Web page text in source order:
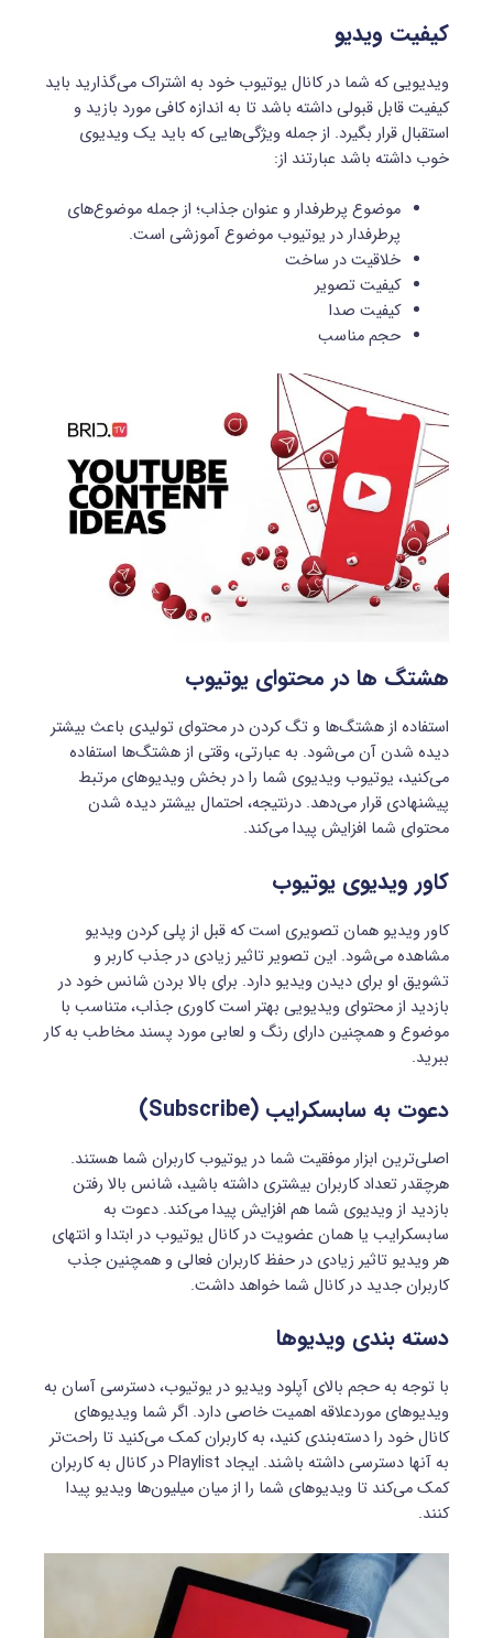
کیفیت ویدیو
ویدیویی که شما در کانال یوتیوب خود به اشتراک می‌گذارید باید
کیفیت قابل قبولی داشته باشد تا به اندازه کافی مورد بازید و
استقبال قرار بگیرد. از جمله ویژگی‌هایی که باید یک ویدیوی
خوب داشته باشد عبارتند از:
موضوع پرطرفدار و عنوان جذاب؛ از جمله موضوع‌های
پرطرفدار در یوتیوب موضوع آموزشی است.
خلاقیت در ساخت
کیفیت تصویر
کیفیت صدا
حجم مناسب
هشتگ ها در محتوای یوتیوب
استفاده از هشتگ‌ها و تگ کردن در محتوای تولیدی باعث بیشتر
دیده شدن آن می‌شود. به عبارتی، وقتی از هشتگ‌ها استفاده
می‌کنید، یوتیوب ویدیوی شما را در بخش ویدیوهای مرتبط
پیشنهادی قرار می‌دهد. درنتیجه، احتمال بیشتر دیده شدن
محتوای شما افزایش پیدا می‌کند.
کاور ویدیوی یوتیوب
کاور ویدیو همان تصویری است که قبل از پلی کردن ویدیو
مشاهده می‌شود. این تصویر تاثیر زیادی در جذب کاربر و
تشویق او برای دیدن ویدیو دارد. برای بالا بردن شانس خود در
بازدید از محتوای ویدیویی بهتر است کاوری جذاب، متناسب با
موضوع و همچنین دارای رنگ و لعابی مورد پسند مخاطب به کار
ببرید.
دعوت به سابسکرایب (Subscribe
)
اصلی‌ترین ابزار موفقیت شما در یوتیوب کاربران شما هستند.
هرچقدر تعداد کاربران بیشتری داشته باشید، شانس بالا رفتن
بازدید از ویدیوی شما هم افزایش پیدا می‌کند. دعوت به
سابسکرایب یا همان عضویت در کانال یوتیوب در ابتدا و انتهای
هر ویدیو تاثیر زیادی در حفظ کاربران فعالی و همچنین جذب
کاربران جدید در کانال شما خواهد داشت.
دسته بندی ویدیوها
با توجه به حجم بالای آپلود ویدیو در یوتیوب، دسترسی آسان به
ویدیوهای موردعلاقه اهمیت خاصی دارد. اگر شما ویدیوهای
کانال خود را دسته‌بندی کنید، به کاربران کمک می‌کنید تا راحت‌تر
به آنها دسترسی داشته باشند. ایجاد Playlist در کانال به کاربران
کمک می‌کند تا ویدیوهای شما را از میان میلیون‌ها ویدیو پیدا
کنند.